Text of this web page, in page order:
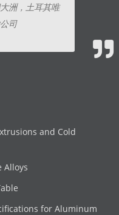
洲，土耳其唯
司
and Cold
Alloys
for Aluminum